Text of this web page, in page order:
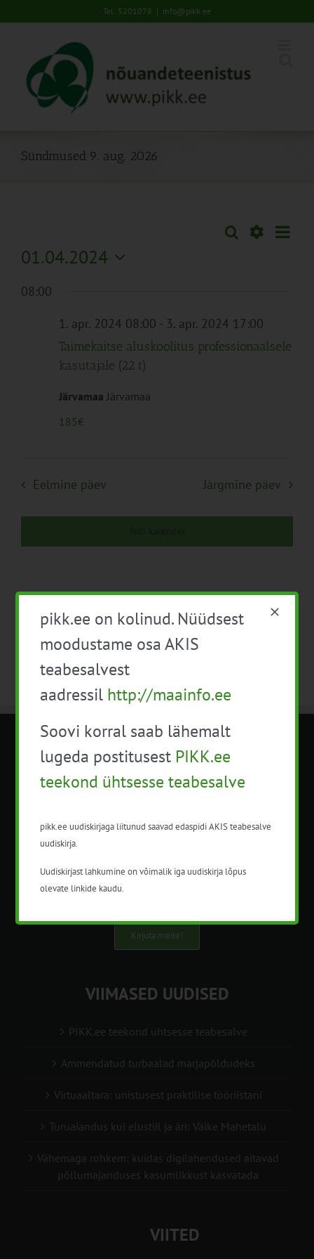
to
Tel: 5201078 | info@pikk.ee
Sündmused 9. aug. 2026
Sündmused
Navigation
Otsi Päev
01.04.2024
kuupäev.
08:00
1. apr. 2024 08:00 - 3. apr. 2024 17:00
Taimekaitse aluskoolitus professionaalsele
kasutajale (22 t)
Järvamaa Järvamaa
185€
Eelmine päev Järgmine päev
METK NÕUANDETEENISTUS
Nõuandeteenistuse nimetuse alt
nõustamisteenuseid.
info@pikk.ee
Kirjuta meile!
VIIMASED UUDISED
PIKK.ee teekond ühtsesse teabesalve
Ammendatud turbaalad marjapõldudeks
Virtuaaltara: unistusest praktilise tööriistani
Turuaiandus kui elustiil ja äri: Väike Mahetalu
Vähemaga rohkem: kuidas digilahendused aitavad
põllumajanduses kasumlikkust kasvatada
VIITED
pikk.ee on kolinud. Nüüdsest
moodustame osa AKIS
teabesalvest
aadressil http://maainfo.ee
Soovi korral saab lähemalt
lugeda postitusest PIKK.ee
teekond ühtsesse teabesalve
pikk.ee uudiskirjaga liitunud saavad edaspidi AKIS teabesalve
uudiskirja.
Uudiskirjast lahkumine on võimalik iga uudiskirja lõpus
olevate linkide kaudu.